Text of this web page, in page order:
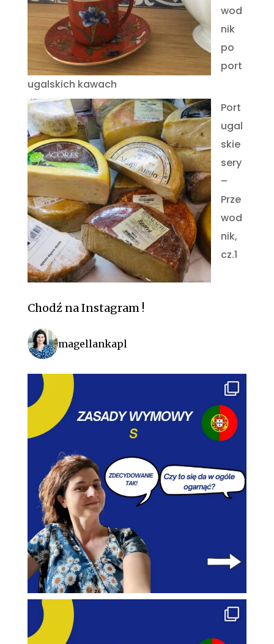
wod
nik
po
port
ugalskich kawach
Port
ugal
skie
sery
–
Prze
wod
nik,
cz.1
Chodź na Instagram !
magellankapl